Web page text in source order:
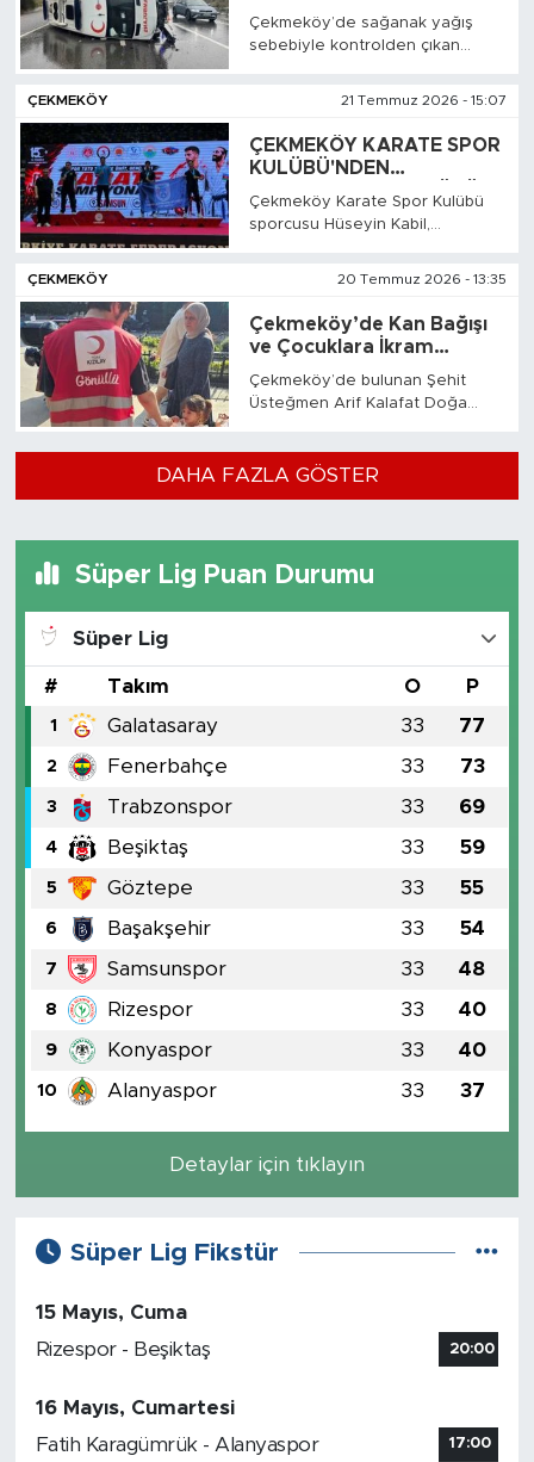
danışmanlık sözleşmeleri
imzalandığı ve müteahhitlerden
TL'nin tahsil edildiğine ilişkin
belirtildi.
Çekmeköy’de sağanak yağış
sebebiyle kontrolden çıkan
ÇEKMEKÖY 21 Temmuz 2026 - 15:07
ÇEKMEKÖY KARATE SPOR
KULÜBÜ'NDEN
BAŞARI
Çekmeköy Karate Spor Kulübü
sporcusu Hüseyin Kabil,
performansla büyük bir başarıya
imza attı.
ÇEKMEKÖY 20 Temmuz 2026 - 13:35
Çekmeköy’de Kan Bağışı
ve Çocuklara İkram
Çekmeköy’de bulunan Şehit
Üsteğmen Arif Kalafat Doğa
sahipliği yaptı.
DAHA FAZLA GÖSTER
Süper Lig Puan Durumu
Süper Lig
# Takım O P
1 Galatasaray 33 77
2 Fenerbahçe 33 73
3 Trabzonspor 33 69
4 Beşiktaş 33 59
5 Göztepe 33 55
6 Başakşehir 33 54
7 Samsunspor 33 48
8 Rizespor 33 40
9 Konyaspor 33 40
10 Alanyaspor 33 37
Detaylar için tıklayın
Süper Lig Fikstür
15 Mayıs, Cuma
Rizespor - Beşiktaş
20:00
16 Mayıs, Cumartesi
Fatih Karagümrük - Alanyaspor
17:00